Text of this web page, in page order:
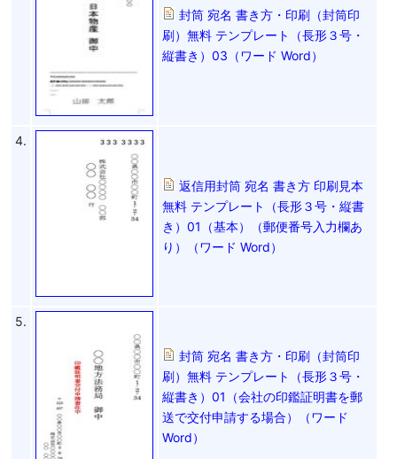
封筒 宛名 書き方・印刷（封筒印
刷）無料 テンプレート（長形３号・
縦書き）03（ワード Word）
4.
返信用封筒 宛名 書き方 印刷見本
無料 テンプレート（長形３号・縦書
き）01（基本）（郵便番号入力欄あ
り）（ワード Word）
5.
封筒 宛名 書き方・印刷（封筒印
刷）無料 テンプレート（長形３号・
縦書き）01（会社の印鑑証明書を郵
送で交付申請する場合）（ワード
Word）